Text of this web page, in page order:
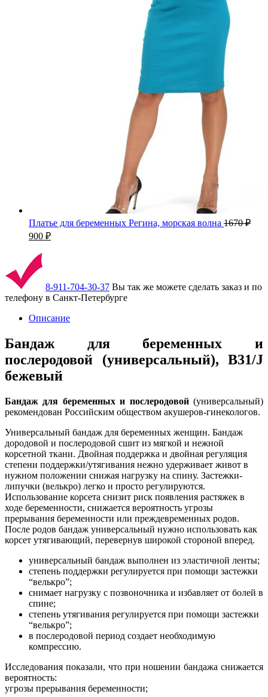
Платье для беременных Регина, морская волна 1670₽
900 ₽
8-911-704-30-37 Вы так же можете сделать заказ и по
телефону в Санкт-Петербурге
Описание
Бандаж для беременных и
послеродовой (универсальный), В31/J
бежевый
Бандаж для беременных и послеродовой(универсальный)
рекомендован Российским обществом акушеров-гинекологов.
Универсальный бандаж для беременных женщин. Бандаж
дородовой и послеродовой сшит из мягкой и нежной
корсетной ткани. Двойная поддержка и двойная регуляция
степени поддержки/утягивания нежно удерживает живот в
нужном положении снижая нагрузку на спину. Застежки-
липучки (велькро) легко и просто регулируются.
Использование корсета снизит риск появления растяжек в
ходе беременности, снижается вероятность угрозы
прерывания беременности или преждевременных родов.
После родов бандаж универсальный нужно использовать как
корсет утягивающий, перевернув широкой стороной вперед.
универсальный бандаж выполнен из эластичной ленты;
степень поддержки регулируется при помощи застежки
“велькро”;
снимает нагрузку с позвоночника и избавляет от болей в
спине;
степень утягивания регулируется при помощи застежки
“велькро”;
в послеродовой период создает необходимую
компрессию.
Исследования показали, что приношении бандажа снижается
вероятность:
угрозы прерывания беременности;